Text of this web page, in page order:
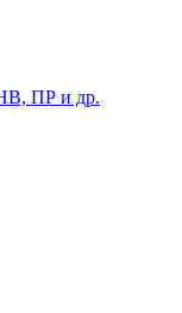
ПР и др.